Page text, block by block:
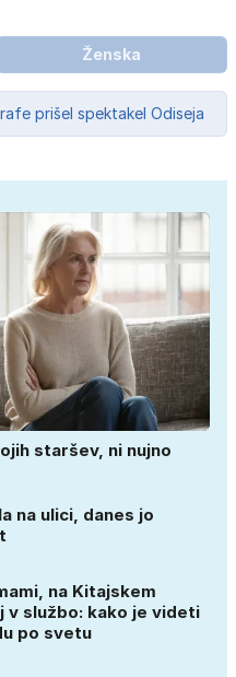
Ženska
prišel spektakel Odiseja
staršev, ni nujno
na ulici, danes jo
na Kitajskem
v službo: kako je videti
po svetu